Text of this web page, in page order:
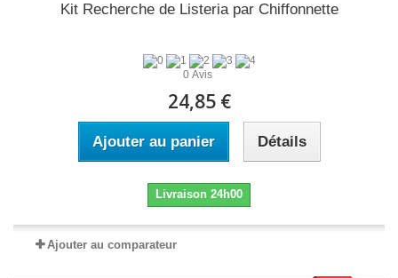
Kit Recherche de Listeria par Chiffonnette
0 Avis
24,85 €
Ajouter au panier Détails
Livraison 24h00
Ajouter au comparateur